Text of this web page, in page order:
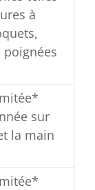
à
poignées
sur
la main